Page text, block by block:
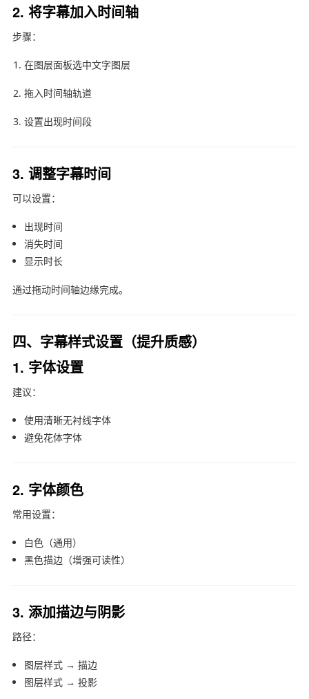
2. 将字幕加入时间轴
步骤：
在图层面板选中文字图层
拖入时间轴轨道
设置出现时间段
3. 调整字幕时间
可以设置：
出现时间
消失时间
显示时长
通过拖动时间轴边缘完成。
四、字幕样式设置（提升质感）
1. 字体设置
建议：
使用清晰无衬线字体
避免花体字体
2. 字体颜色
常用设置：
白色（通用）
黑色描边（增强可读性）
3. 添加描边与阴影
路径：
图层样式 → 描边
图层样式 → 投影